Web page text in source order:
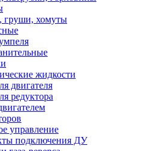
груши, хомуты
жидкости
двигателя
редуктора
управление
подключения ДУ